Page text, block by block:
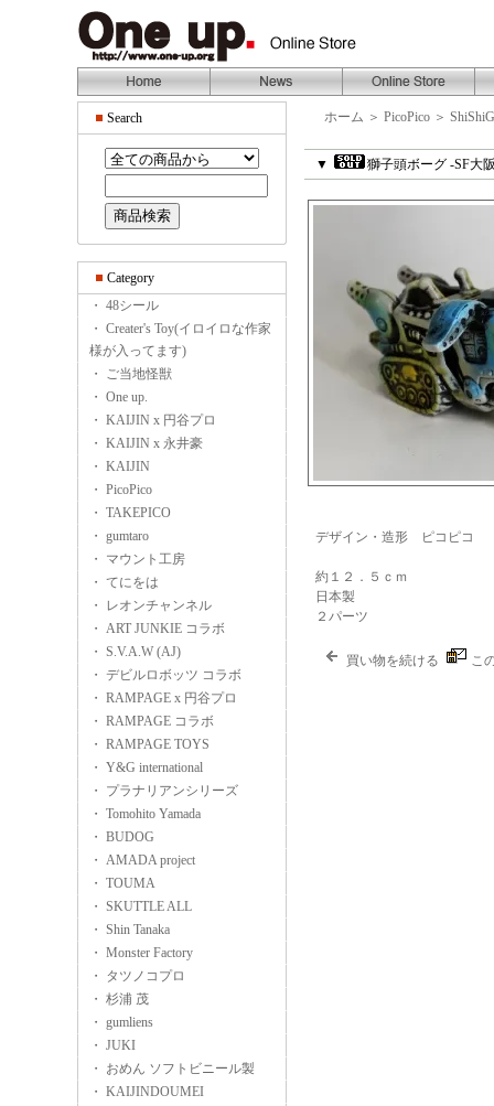
Search
Category
・ 48シール
・ Creater's Toy(イロイロな作家
様が入ってます)
・ ご当地怪獣
・ One up.
・ KAIJIN x 円谷プロ
・ KAIJIN x 永井豪
・ KAIJIN
・ PicoPico
・ TAKEPICO
・ gumtaro
・ マウント工房
・ てにをは
・ レオンチャンネル
・ ART JUNKIE コラボ
・ S.V.A.W (AJ)
・ デビルロボッツ コラボ
・ RAMPAGE x 円谷プロ
・ RAMPAGE コラボ
・ RAMPAGE TOYS
・ Y&G international
・ プラナリアンシリーズ
・ Tomohito Yamada
・ BUDOG
・ AMADA project
・ TOUMA
・ SKUTTLE ALL
・ Shin Tanaka
・ Monster Factory
・ タツノコプロ
・ 杉浦 茂
・ gumliens
・ JUKI
・ おめん ソフトビニール製
・ KAIJINDOUMEI
ホーム ＞ PicoPico ＞
▼ 獅子頭ボーグ -SF大
デザイン・造形 ピコピコ
約１２．５ｃｍ
日本製
２パーツ
買い物を続ける こ